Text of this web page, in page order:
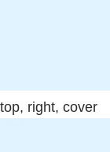
top, right, cover